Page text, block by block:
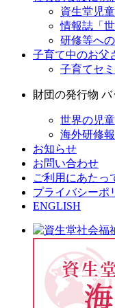
資生堂児
情報誌「
研修等へ
子育て中のお父
子育てセ
財団の発行物
世界の児
海外研修
お知らせ
お問い合わせ
ご利用にあたっ
プライバシーポ
ENGLISH